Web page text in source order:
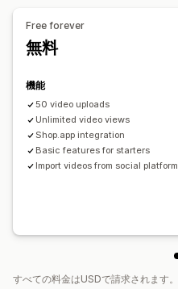
モバイル対応
分析
Free forever
無料
機能
50 video uploads
Unlimited video views
Shop.app integration
Basic features for starters
Import videos from social platform
すべての料金はUSDで請求されます。